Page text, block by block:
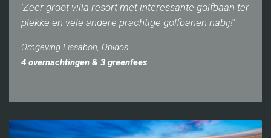
'Zeer groot villa resort met interessante golfbaan ter
plekke en vele andere prachtige golfbanen nabij!'
Omgeving Lissabon, Obidos
4 overnachtingen & 3 greenfees